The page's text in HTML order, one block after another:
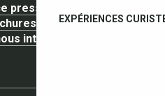
EXPÉRIENCES
presse
intéresse !